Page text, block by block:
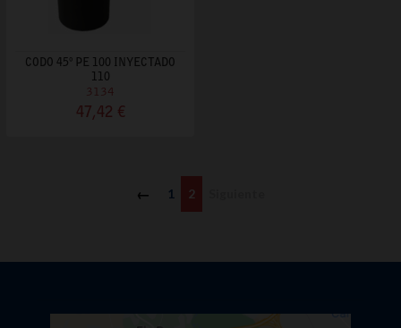
CODO 45º PE 100 INYECTADO
110
3134
47,42 €
Anterior
1 2